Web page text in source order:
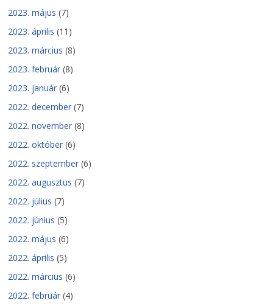
2023. május (7)
2023. április (11)
2023. március (8)
2023. február (8)
2023. január (6)
2022. december (7)
2022. november (8)
2022. október (6)
2022. szeptember (6)
2022. augusztus (7)
2022. július (7)
2022. június (5)
2022. május (6)
2022. április (5)
2022. március (6)
2022. február (4)